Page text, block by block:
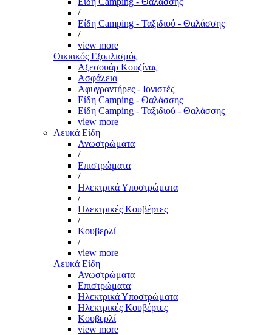
/
Είδη Camping - Ταξιδιού - Θαλάσσης
/
view more
Οικιακός Εξοπλισμός
Αξεσουάρ Κουζίνας
Ασφάλεια
Αφυγραντήρες - Ιονιστές
Είδη Camping - Θαλάσσης
Είδη Camping - Ταξιδιού - Θαλάσσης
view more
Λευκά Είδη
Ανωστρώματα
/
Επιστρώματα
/
Ηλεκτρικά Υποστρώματα
/
Ηλεκτρικές Κουβέρτες
/
Κουβερλί
/
view more
Λευκά Είδη
Ανωστρώματα
Επιστρώματα
Ηλεκτρικά Υποστρώματα
Ηλεκτρικές Κουβέρτες
Κουβερλί
view more